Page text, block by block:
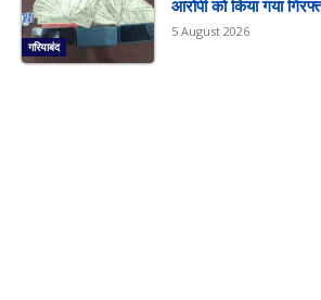
गरियाबंद
आरोपी को किया गया
5 August 2026